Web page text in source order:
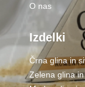
O nas
Izdelki
Črna glina in
Zelena glina